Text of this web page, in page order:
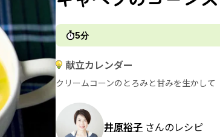
5分
献立カレンダー
クリームコーンのとろみと甘みを生かして
井原裕子 さんのレシピ